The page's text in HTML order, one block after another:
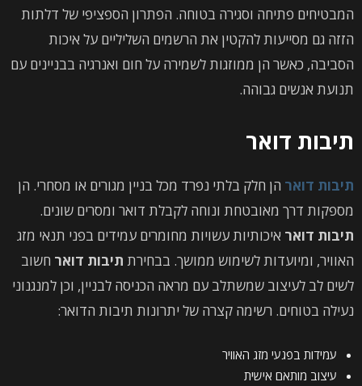
המבטיחים פתיחה וסגירה בטוחה. הפתרון הספציפי של דלתות
הזזה גם מסייעות להקטין את הרשמים השליליים על איכות
הסביבה, כאשר הן ממוזגות לשמירה על חום ואנרגיה בבניינים עם
תנועת אנשים גבוהה.
תיבות דואר
תיבות דואר הן חלק בלתי נפרד מכל בניין מגורים או מסחרי. הן
מספקות דרך מאובטחת ונוחה לקבלת דואר ומסרים שונים.
תיבות דואר איכותיות עשויות מחומרים עמידים בפני תנאי מזג
האוויר, ומיועדות לשימוש ממושך. בבחירת תיבות דואר חשוב
לשים לב לעיצוב שמשתלב עם מראה הכניסה לבניין, וכן למנגנוני
נעילה בטוחים. רשימה קצרה של יתרונות תיבות הדואר:
עמידות בפגעי מזג האוויר
עיצוב מותאם אישית